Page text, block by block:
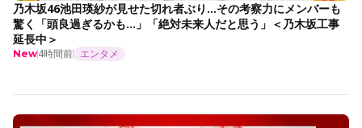
乃木坂46池田瑛紗が見せた切れ者ぶり…その考察力にメンバーも
驚く「頭良過ぎるかも…」「絶対未来人だと思う」＜乃木坂工事
延長中＞
New4時間前 エンタメ